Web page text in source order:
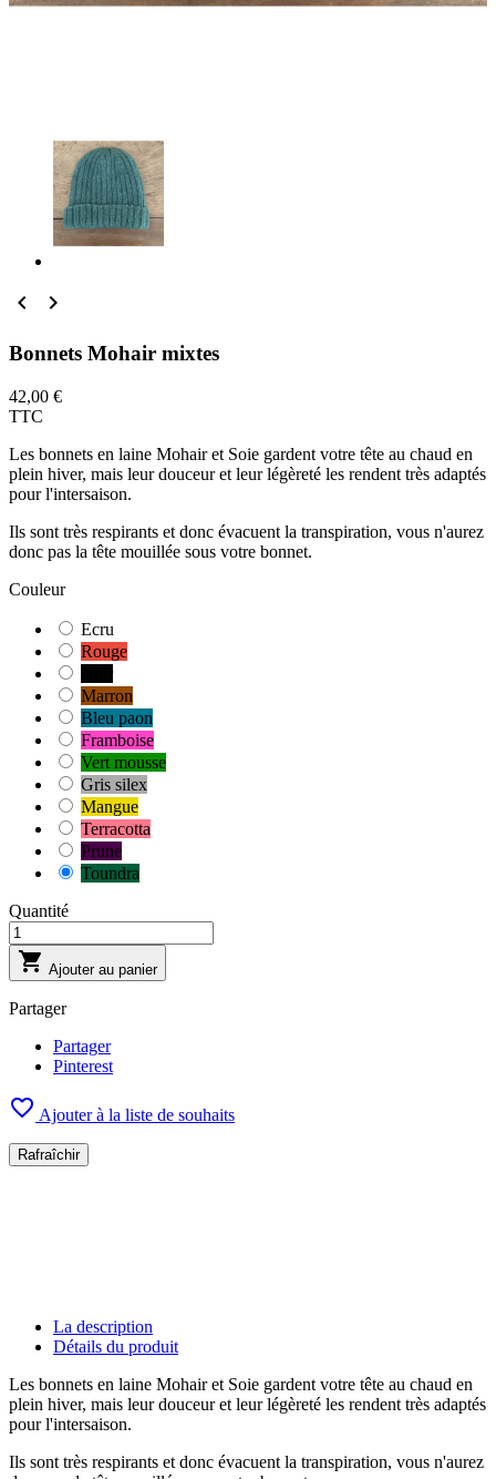
 
Bonnets Mohair mixtes
42,00 €
TTC
Les bonnets en laine Mohair et Soie gardent votre tête au chaud en
plein hiver, mais leur douceur et leur légèreté les rendent très adaptés
pour l'intersaison.
Ils sont très respirants et donc évacuent la transpiration, vous n'aurez
donc pas la tête mouillée sous votre bonnet.
Couleur
Ecru
Rouge
Marron
Bleu paon
Framboise
Vert mousse
Gris silex
Mangue
Terracotta
Prune
Toundra
Quantité
 Ajouter au panier
Partager
Partager
Pinterest
 Ajouter à la liste de souhaits
La description
Détails du produit
Les bonnets en laine Mohair et Soie gardent votre tête au chaud en
plein hiver, mais leur douceur et leur légèreté les rendent très adaptés
pour l'intersaison.
Ils sont très respirants et donc évacuent la transpiration, vous n'aurez